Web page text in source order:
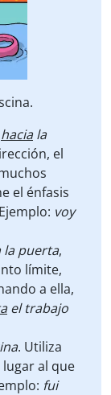
haciala
el
el énfasis
Ejemplo: voy
la puerta,
límite,
a ella,
el trabajo
. Utiliza
al que
fui